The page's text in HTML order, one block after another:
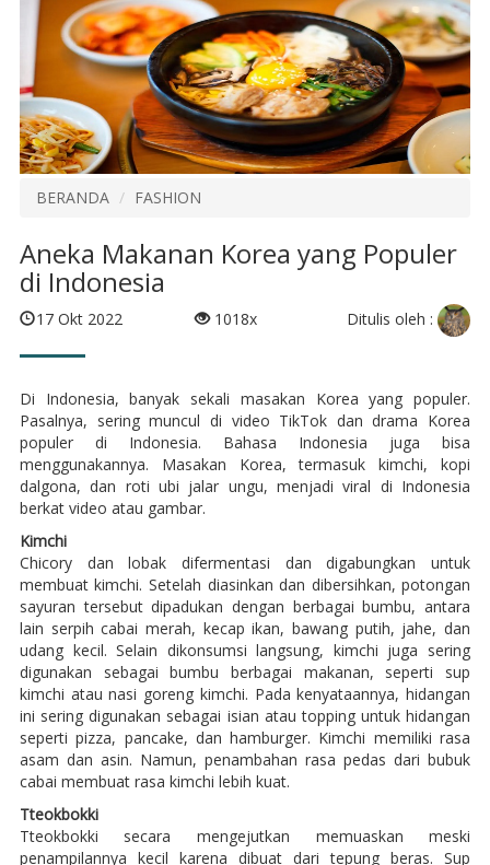
BERANDA FASHION
Aneka Makanan Korea yang Populer
di Indonesia
17 Okt 2022 1018x Ditulis oleh :
Di Indonesia, banyak sekali masakan Korea yang populer.
Pasalnya, sering muncul di video TikTok dan drama Korea
populer di Indonesia. Bahasa Indonesia juga bisa
menggunakannya. Masakan Korea, termasuk kimchi, kopi
dalgona, dan roti ubi jalar ungu, menjadi viral di Indonesia
berkat video atau gambar.
Kimchi
Chicory dan lobak difermentasi dan digabungkan untuk
membuat kimchi. Setelah diasinkan dan dibersihkan, potongan
sayuran tersebut dipadukan dengan berbagai bumbu, antara
lain serpih cabai merah, kecap ikan, bawang putih, jahe, dan
udang kecil. Selain dikonsumsi langsung, kimchi juga sering
digunakan sebagai bumbu berbagai makanan, seperti sup
kimchi atau nasi goreng kimchi. Pada kenyataannya, hidangan
ini sering digunakan sebagai isian atau topping untuk hidangan
seperti pizza, pancake, dan hamburger. Kimchi memiliki rasa
asam dan asin. Namun, penambahan rasa pedas dari bubuk
cabai membuat rasa kimchi lebih kuat.
Tteokbokki
Tteokbokki secara mengejutkan memuaskan meski
penampilannya kecil karena dibuat dari tepung beras. Sup